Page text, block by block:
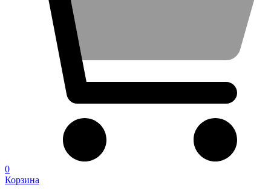
0
Корзина